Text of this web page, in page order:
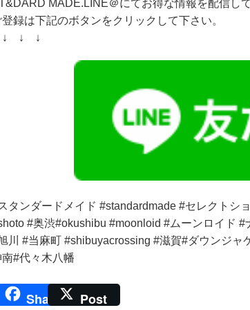
MADE.LINE＠にてお得な情報を配信して
登録は下記のボタンをクリックして下さい。
↓ ↓
タンダードメイド #standardmade #セレクトシ
#奥渋#okushibu #moonloid #ムーンロイド
川 #当麻町 #shibuyacrossing #滋賀#ダウンジ
南#代々木八幡
Share Post